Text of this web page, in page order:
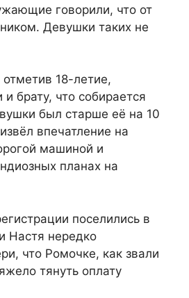
говорили, что от
Девушки таких не
18-летие,
брату, что собирается
был старше её на 10
впечатление на
машиной и
планах на
поселились в
Настя нередко
что Ромочке, как звали
тянуть оплату